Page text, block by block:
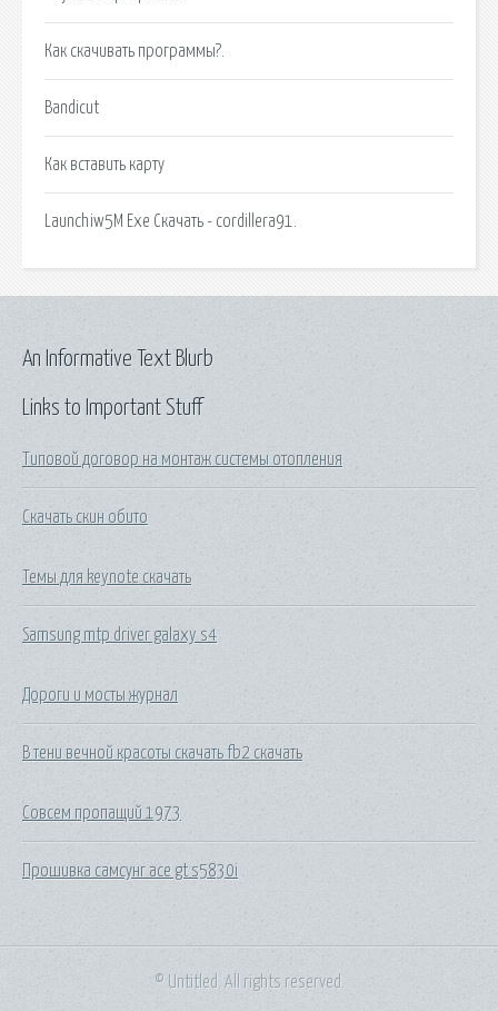
Как скачивать программы?.
Bandicut
Как вставить карту
Launchiw5M Exe Скачать - cordillera91.
Links to Important Stuff
Типовой договор на монтаж системы отопления
Скачать скин обито
Темы для keynote скачать
Samsung mtp driver galaxy s4
Дороги и мосты журнал
В тени вечной красоты скачать fb2 скачать
Совсем пропащий 1973
Прошивка самсунг ace gt s5830i
An Informative Text Blurb
© Untitled. All rights reserved.